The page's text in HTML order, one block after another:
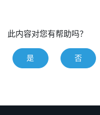
此内容对您有帮助吗？
是 否